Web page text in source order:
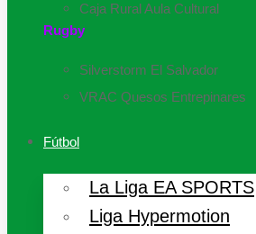
Caja Rural Aula Cultural
Rugby
Silverstorm El Salvador
VRAC Quesos Entrepinares
Fútbol
La Liga EA SPORTS
Liga Hypermotion